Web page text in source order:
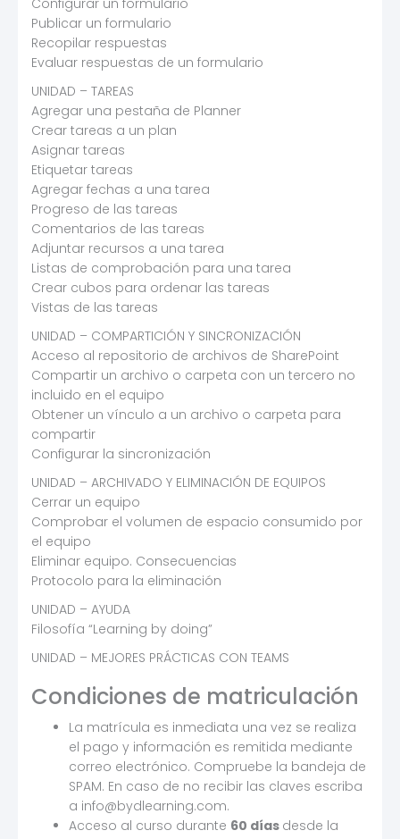
Publicar un formulario
Recopilar respuestas
Evaluar respuestas de un formulario
UNIDAD – TAREAS
Agregar una pestaña de Planner
Crear tareas a un plan
Asignar tareas
Etiquetar tareas
Agregar fechas a una tarea
Progreso de las tareas
Comentarios de las tareas
Adjuntar recursos a una tarea
Listas de comprobación para una tarea
Crear cubos para ordenar las tareas
Vistas de las tareas
UNIDAD – COMPARTICIÓN Y SINCRONIZACIÓN
Acceso al repositorio de archivos de SharePoint
Compartir un archivo o carpeta con un tercero no
incluido en el equipo
Obtener un vínculo a un archivo o carpeta para
compartir
Configurar la sincronización
UNIDAD – ARCHIVADO Y ELIMINACIÓN DE EQUIPOS
Cerrar un equipo
Comprobar el volumen de espacio consumido por
el equipo
Eliminar equipo. Consecuencias
Protocolo para la eliminación
UNIDAD – AYUDA
Filosofía “Learning by doing”
UNIDAD – MEJORES PRÁCTICAS CON TEAMS
Condiciones de matriculación
La matrícula es inmediata una vez se realiza
el pago y información es remitida mediante
correo electrónico. Compruebe la bandeja de
SPAM. En caso de no recibir las claves escriba
a info@bydlearning.com.
Acceso al curso durante 60 días desde la